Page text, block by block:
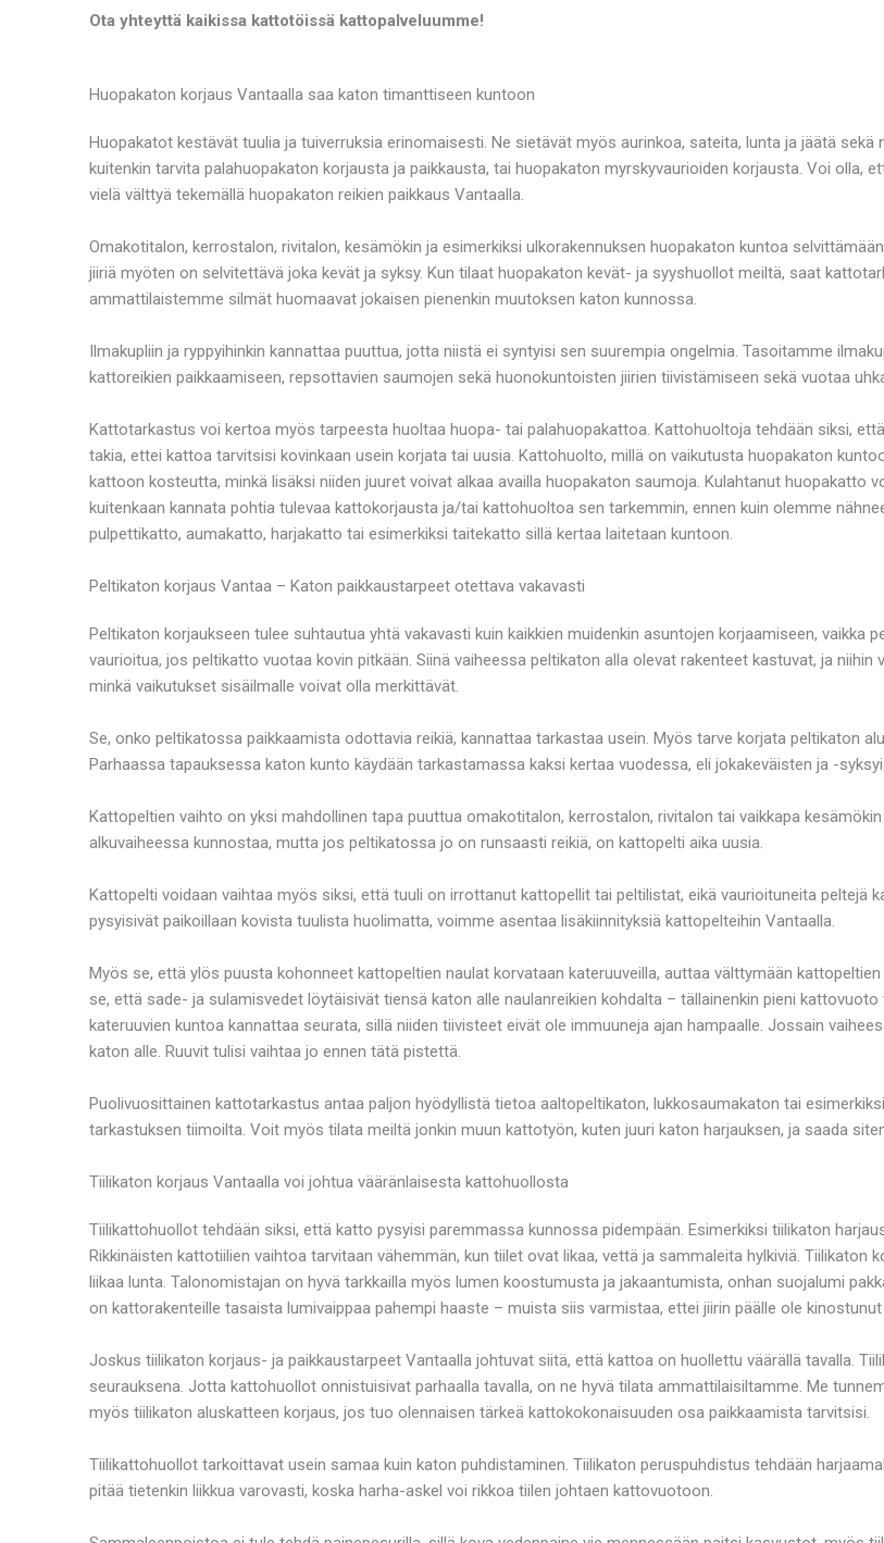
Ota yhteyttä kaikissa kattotöissä kattopalveluumme!
Huopakaton korjaus Vantaalla saa katon timanttiseen kuntoon
Huopakatot kestävät tuulia ja tuiverruksia erinomaisesti. Ne sietävät myös aurinkoa, sateita, lunta ja jäätä
kuitenkin tarvita palahuopakaton korjausta ja paikkausta, tai huopakaton myrskyvaurioiden korjausta. Voi olla,
vielä välttyä tekemällä huopakaton reikien paikkaus Vantaalla.
Omakotitalon, kerrostalon, rivitalon, kesämökin ja esimerkiksi ulkorakennuksen huopakaton kuntoa
jiiriä myöten on selvitettävä joka kevät ja syksy. Kun tilaat huopakaton kevät- ja syyshuollot meiltä, saat
ammattilaistemme silmät huomaavat jokaisen pienenkin muutoksen katon kunnossa.
Ilmakupliin ja ryppyihinkin kannattaa puuttua, jotta niistä ei syntyisi sen suurempia ongelmia. Tasoitamme
kattoreikien paikkaamiseen, repsottavien saumojen sekä huonokuntoisten jiirien tiivistämiseen sekä vuotaa
Kattotarkastus voi kertoa myös tarpeesta huoltaa huopa- tai palahuopakattoa. Kattohuoltoja tehdään siksi,
takia, ettei kattoa tarvitsisi kovinkaan usein korjata tai uusia. Kattohuolto, millä on vaikutusta huopakaton
kattoon kosteutta, minkä lisäksi niiden juuret voivat alkaa availla huopakaton saumoja. Kulahtanut huopakatto
kuitenkaan kannata pohtia tulevaa kattokorjausta ja/tai kattohuoltoa sen tarkemmin, ennen kuin olemme
pulpettikatto, aumakatto, harjakatto tai esimerkiksi taitekatto sillä kertaa laitetaan kuntoon.
Peltikaton korjaus Vantaa – Katon paikkaustarpeet otettava vakavasti
Peltikaton korjaukseen tulee suhtautua yhtä vakavasti kuin kaikkien muidenkin asuntojen korjaamiseen, vaikka
vaurioitua, jos peltikatto vuotaa kovin pitkään. Siinä vaiheessa peltikaton alla olevat rakenteet kastuvat, ja
minkä vaikutukset sisäilmalle voivat olla merkittävät.
Se, onko peltikatossa paikkaamista odottavia reikiä, kannattaa tarkastaa usein. Myös tarve korjata peltikaton
Parhaassa tapauksessa katon kunto käydään tarkastamassa kaksi kertaa vuodessa, eli jokakeväisten ja -
Kattopeltien vaihto on yksi mahdollinen tapa puuttua omakotitalon, kerrostalon, rivitalon tai vaikkapa
alkuvaiheessa kunnostaa, mutta jos peltikatossa jo on runsaasti reikiä, on kattopelti aika uusia.
Kattopelti voidaan vaihtaa myös siksi, että tuuli on irrottanut kattopellit tai peltilistat, eikä vaurioituneita peltejä
pysyisivät paikoillaan kovista tuulista huolimatta, voimme asentaa lisäkiinnityksiä kattopelteihin Vantaalla.
Myös se, että ylös puusta kohonneet kattopeltien naulat korvataan kateruuveilla, auttaa välttymään
se, että sade- ja sulamisvedet löytäisivät tiensä katon alle naulanreikien kohdalta – tällainenkin pieni
kateruuvien kuntoa kannattaa seurata, sillä niiden tiivisteet eivät ole immuuneja ajan hampaalle. Jossain
katon alle. Ruuvit tulisi vaihtaa jo ennen tätä pistettä.
Puolivuosittainen kattotarkastus antaa paljon hyödyllistä tietoa aaltopeltikaton, lukkosaumakaton tai
tarkastuksen tiimoilta. Voit myös tilata meiltä jonkin muun kattotyön, kuten juuri katon harjauksen, ja saada
Tiilikaton korjaus Vantaalla voi johtua vääränlaisesta kattohuollosta
Tiilikattohuollot tehdään siksi, että katto pysyisi paremmassa kunnossa pidempään. Esimerkiksi tiilikaton
Rikkinäisten kattotiilien vaihtoa tarvitaan vähemmän, kun tiilet ovat likaa, vettä ja sammaleita hylkiviä.
liikaa lunta. Talonomistajan on hyvä tarkkailla myös lumen koostumusta ja jakaantumista, onhan suojalumi
on kattorakenteille tasaista lumivaippaa pahempi haaste – muista siis varmistaa, ettei jiirin päälle ole
Joskus tiilikaton korjaus- ja paikkaustarpeet Vantaalla johtuvat siitä, että kattoa on huollettu väärällä tavalla.
seurauksena. Jotta kattohuollot onnistuisivat parhaalla tavalla, on ne hyvä tilata ammattilaisiltamme. Me
myös tiilikaton aluskatteen korjaus, jos tuo olennaisen tärkeä kattokokonaisuuden osa paikkaamista tarvitsisi.
Tiilikattohuollot tarkoittavat usein samaa kuin katon puhdistaminen. Tiilikaton peruspuhdistus tehdään
pitää tietenkin liikkua varovasti, koska harha-askel voi rikkoa tiilen johtaen kattovuotoon.